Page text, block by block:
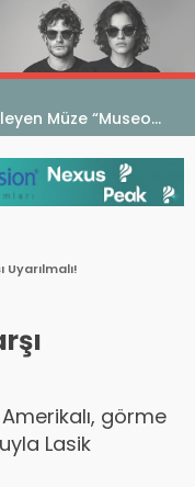
Dış Ticaret Açığı
görme
Lasik